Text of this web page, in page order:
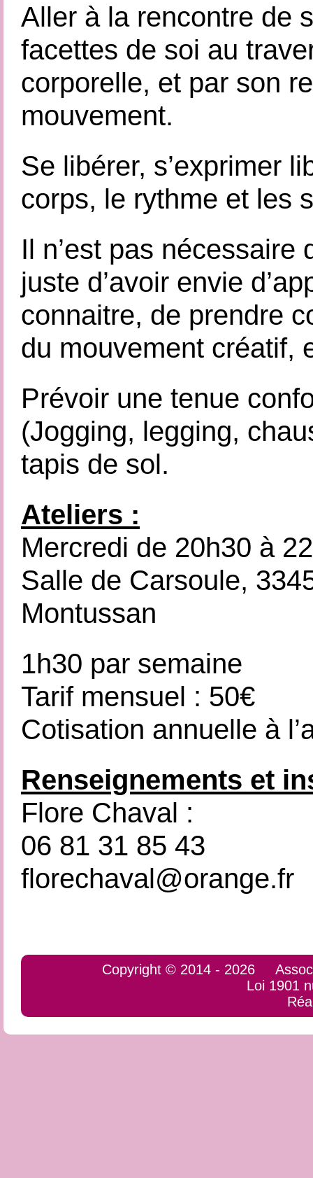
Aller à la rencontre de
facettes de soi au
corporelle, et par son
mouvement.
Se libérer, s’exprimer
corps, le rythme et les
Il n’est pas nécessaire
juste d’avoir envie
connaitre, de prendre
du mouvement créatif,
Prévoir une tenue
(Jogging, legging,
tapis de sol.
Ateliers :
Mercredi de 20h30 à
Salle de Carsoule,
Montussan
1h30 par semaine
Tarif mensuel : 50€
Cotisation annuelle à
Renseignements et
Flore Chaval :
06 81 31 85 43
florechaval@orange.fr
Copyright © 2014 - 2026
Loi 1901